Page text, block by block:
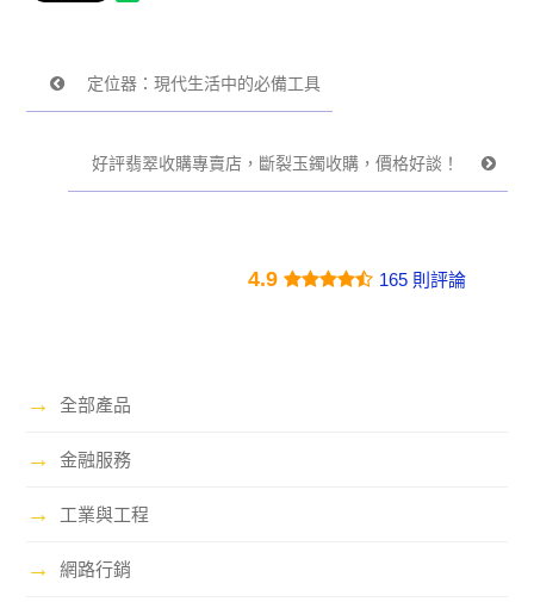
定位器：現代生活中的必備工具
好評翡翠收購專賣店，斷裂玉鐲收購，價格好談！
4.9 165 則評論
→ 全部產品
→ 金融服務
→ 工業與工程
→ 網路行銷